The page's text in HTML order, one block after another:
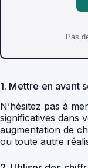
Pas
1. Mettre en avant
N’hésitez pas à
significatives dans
augmentation de
ou toute autre